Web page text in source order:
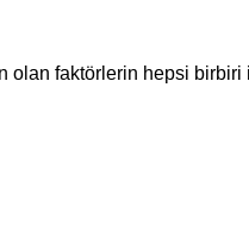
olan faktörlerin hepsi